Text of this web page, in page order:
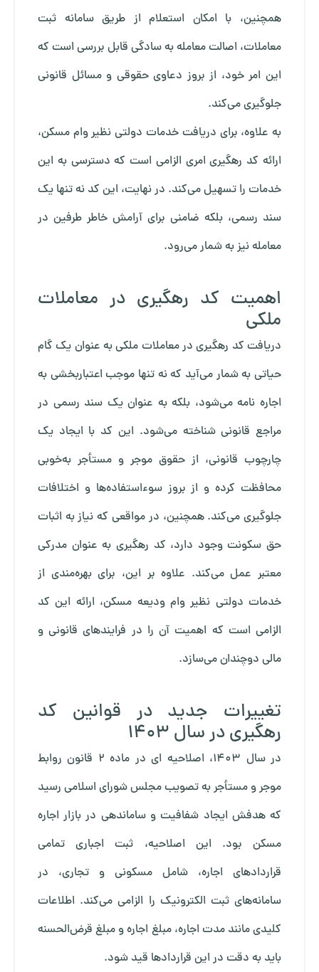
همچنین، با امکان استعلام از طریق سامانه ثبت
معاملات، اصالت معامله به سادگی قابل بررسی است که
این امر خود، از بروز دعاوی حقوقی و مسائل قانونی
جلوگیری می‌کند.
به علاوه، برای دریافت خدمات دولتی نظیر وام مسکن،
ارائه کد رهگیری امری الزامی است که دسترسی به این
خدمات را تسهیل می‌کند. در نهایت، این کد نه تنها یک
سند رسمی، بلکه ضامنی برای آرامش خاطر طرفین در
معامله نیز به شمار می‌رود.
اهمیت کد رهگیری در معاملات
ملکی
دریافت کد رهگیری در معاملات ملکی به عنوان یک گام
حیاتی به شمار می‌آید که نه تنها موجب اعتباربخشی به
اجاره نامه می‌شود، بلکه به عنوان یک سند رسمی در
مراجع قانونی شناخته می‌شود. این کد با ایجاد یک
چارچوب قانونی، از حقوق موجر و مستأجر به‌خوبی
محافظت کرده و از بروز سوءاستفاده‌ها و اختلافات
جلوگیری می‌کند. همچنین، در مواقعی که نیاز به اثبات
حق سکونت وجود دارد، کد رهگیری به عنوان مدرکی
معتبر عمل می‌کند. علاوه بر این، برای بهره‌مندی از
خدمات دولتی نظیر وام ودیعه مسکن، ارائه این کد
الزامی است که اهمیت آن را در فرایندهای قانونی و
مالی دوچندان می‌سازد.
تغییرات جدید در قوانین کد
رهگیری در سال 1403
در سال 1403، اصلاحیه ای در ماده 2 قانون روابط
موجر و مستأجر به تصویب مجلس شورای اسلامی رسید
که هدفش ایجاد شفافیت و ساماندهی در بازار اجاره
مسکن بود. این اصلاحیه، ثبت اجباری تمامی
قراردادهای اجاره، شامل مسکونی و تجاری، در
سامانه‌های ثبت الکترونیک را الزامی می‌کند. اطلاعات
کلیدی مانند مدت اجاره، مبلغ اجاره و مبلغ قرض‌الحسنه
باید به دقت در این قراردادها قید شود.